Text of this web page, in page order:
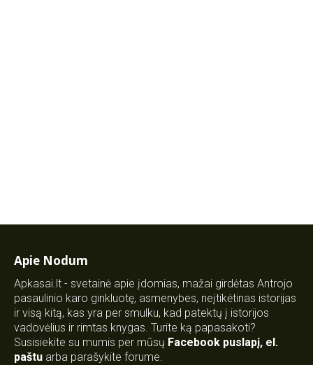
Apie Nodum
Apkasai.lt - svetainė apie įdomias, mažai girdėtas Antrojo
pasaulinio karo ginkluotę, asmenybes, neįtikėtinas istorijas
ir visą kitą, kas yra per smulku, kad patektų į istorijos
vadovėlius ir rimtas knygas. Turite ką papasakoti?
Susisiekite su mumis per mūsų Facebook puslapį, el.
paštu arba parašykite forume.